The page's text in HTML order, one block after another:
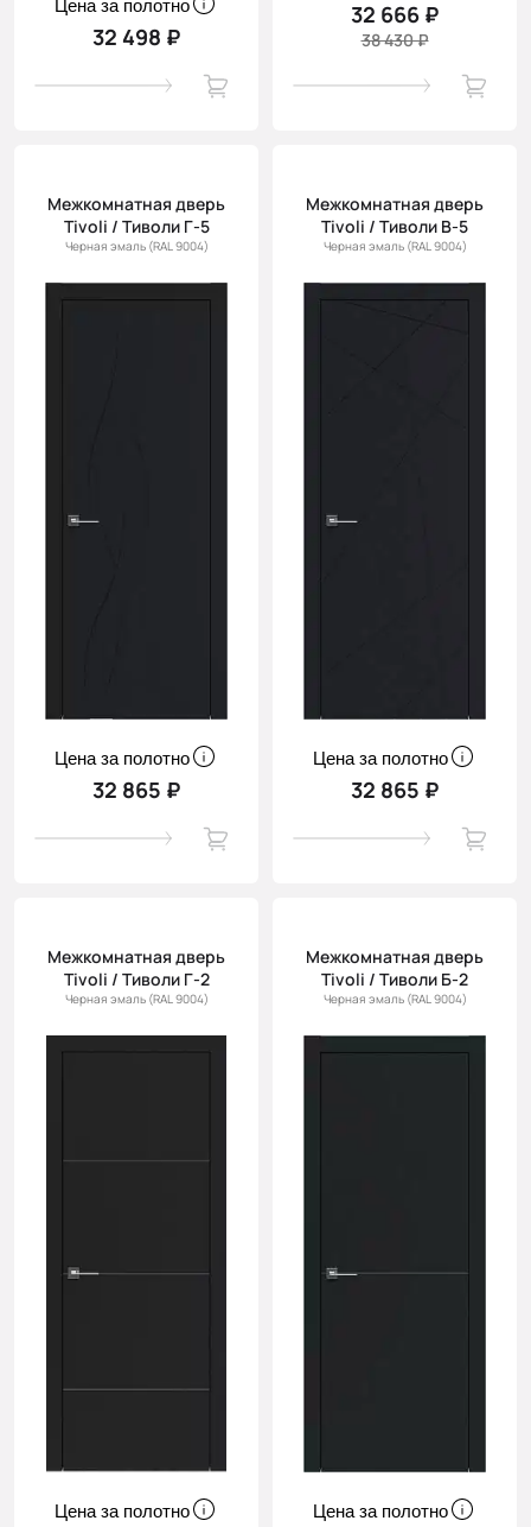
Цена за полотно
32 498 ₽
32 666 ₽
38 430 ₽
Межкомнатная дверь
Tivoli / Тиволи Г-5
Черная эмаль (RAL 9004)
Цена за полотно
32 865 ₽
Межкомнатная дверь
Tivoli / Тиволи В-5
Черная эмаль (RAL 9004)
Цена за полотно
32 865 ₽
Межкомнатная дверь
Tivoli / Тиволи Г-2
Черная эмаль (RAL 9004)
Цена за полотно
Межкомнатная дверь
Tivoli / Тиволи Б-2
Черная эмаль (RAL 9004)
Цена за полотно